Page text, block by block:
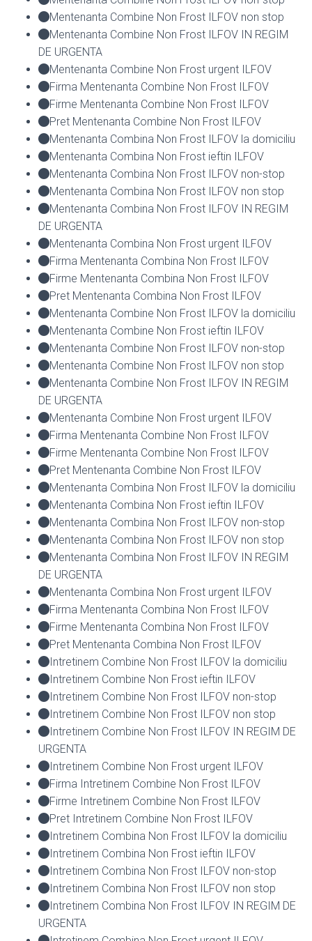
Mentenanta Combine Non Frost ILFOV non stop
Mentenanta Combine Non Frost ILFOV IN REGIM
DE URGENTA
Mentenanta Combine Non Frost urgent ILFOV
Firma Mentenanta Combine Non Frost ILFOV
Firme Mentenanta Combine Non Frost ILFOV
Pret Mentenanta Combine Non Frost ILFOV
Mentenanta Combina Non Frost ILFOV la domiciliu
Mentenanta Combina Non Frost ieftin ILFOV
Mentenanta Combina Non Frost ILFOV non-stop
Mentenanta Combina Non Frost ILFOV non stop
Mentenanta Combina Non Frost ILFOV IN REGIM
DE URGENTA
Mentenanta Combina Non Frost urgent ILFOV
Firma Mentenanta Combina Non Frost ILFOV
Firme Mentenanta Combina Non Frost ILFOV
Pret Mentenanta Combina Non Frost ILFOV
Mentenanta Combine Non Frost ILFOV la domiciliu
Mentenanta Combine Non Frost ieftin ILFOV
Mentenanta Combine Non Frost ILFOV non-stop
Mentenanta Combine Non Frost ILFOV non stop
Mentenanta Combine Non Frost ILFOV IN REGIM
DE URGENTA
Mentenanta Combine Non Frost urgent ILFOV
Firma Mentenanta Combine Non Frost ILFOV
Firme Mentenanta Combine Non Frost ILFOV
Pret Mentenanta Combine Non Frost ILFOV
Mentenanta Combina Non Frost ILFOV la domiciliu
Mentenanta Combina Non Frost ieftin ILFOV
Mentenanta Combina Non Frost ILFOV non-stop
Mentenanta Combina Non Frost ILFOV non stop
Mentenanta Combina Non Frost ILFOV IN REGIM
DE URGENTA
Mentenanta Combina Non Frost urgent ILFOV
Firma Mentenanta Combina Non Frost ILFOV
Firme Mentenanta Combina Non Frost ILFOV
Pret Mentenanta Combina Non Frost ILFOV
Intretinem Combine Non Frost ILFOV la domiciliu
Intretinem Combine Non Frost ieftin ILFOV
Intretinem Combine Non Frost ILFOV non-stop
Intretinem Combine Non Frost ILFOV non stop
Intretinem Combine Non Frost ILFOV IN REGIM DE
URGENTA
Intretinem Combine Non Frost urgent ILFOV
Firma Intretinem Combine Non Frost ILFOV
Firme Intretinem Combine Non Frost ILFOV
Pret Intretinem Combine Non Frost ILFOV
Intretinem Combina Non Frost ILFOV la domiciliu
Intretinem Combina Non Frost ieftin ILFOV
Intretinem Combina Non Frost ILFOV non-stop
Intretinem Combina Non Frost ILFOV non stop
Intretinem Combina Non Frost ILFOV IN REGIM DE
URGENTA